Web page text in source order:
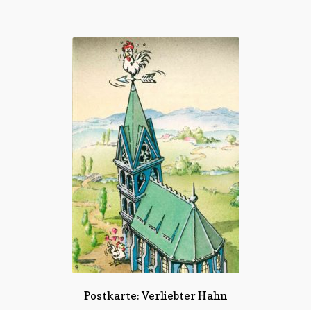
Postkarte: Verliebter Hahn